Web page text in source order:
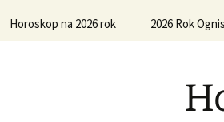
Horoskop na 2026 rok 2026 Rok